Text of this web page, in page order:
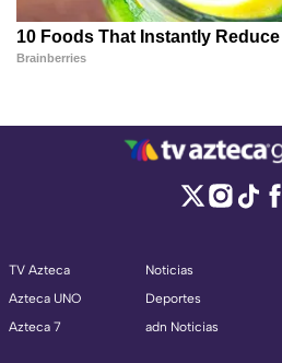
TV Azteca
Azteca UNO
Azteca 7
Noticias
Deportes
adn Noticias